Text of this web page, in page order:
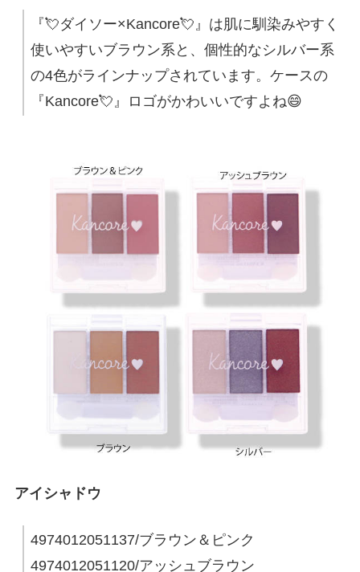
『💘ダイソー×Kancore💘』は肌に馴染みやすく
使いやすいブラウン系と、個性的なシルバー系
の4色がラインナップされています。ケースの
『Kancore💘』ロゴがかわいいですよね😄
アイシャドウ
4974012051137/ブラウン＆ピンク
4974012051120/アッシュブラウン